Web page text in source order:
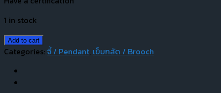
1 in stock
Add to cart
Categories: จี้ / Pendant, เข็มกลัด / Brooch